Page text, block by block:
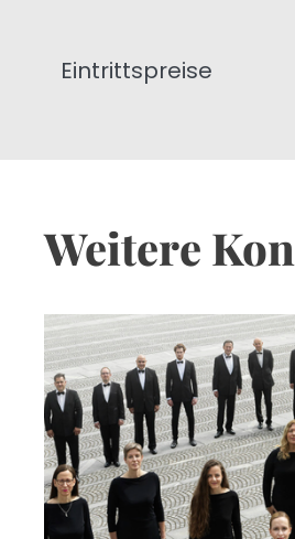
Eintrittspreise
Weitere